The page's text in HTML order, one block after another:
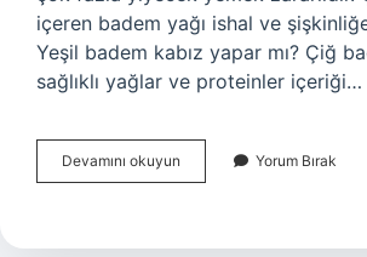
içeren badem yağı ishal ve
Yeşil badem kabız yapar mı? Çiğ
sağlıklı yağlar ve proteinler içeriği…
Devamını okuyun
Kabızlık
Yorum Bırak